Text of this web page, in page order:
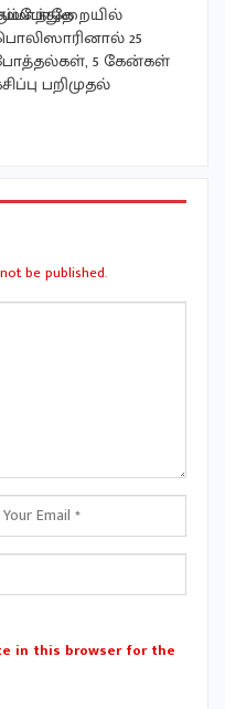
25
5 கேன்கள்
பறிமுதல்
be published.
in this browser for the